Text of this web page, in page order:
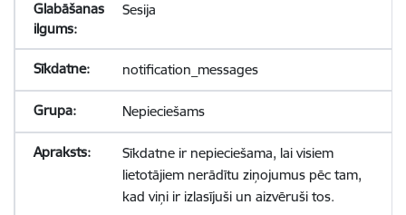
Sesija
notification_messages
Nepieciešams
Sīkdatne ir nepieciešama, lai visiem
lietotājiem nerādītu ziņojumus pēc tam,
kad viņi ir izlasījuši un aizvēruši tos.